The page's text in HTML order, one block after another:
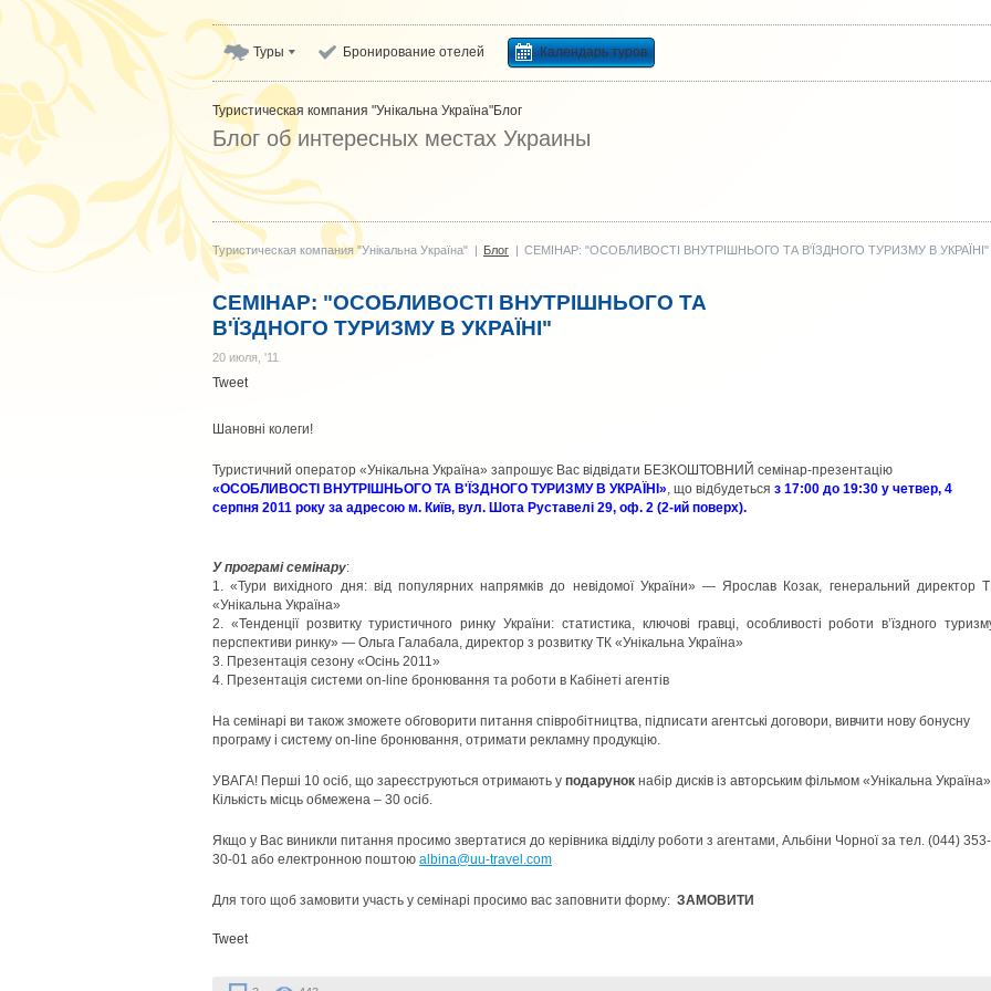
Туры Бронирование отелей Календарь туров
Туристическая компания "Унікальна Україна"Блог
Блог об интересных местах Украины
Туристическая компания "Унікальна Україна" | Блог | СЕМІНАР: "ОСОБЛИВОСТІ ВНУТРІШНЬОГО ТА В'ЇЗДНОГО ТУРИЗМУ В УКРАЇНІ"
СЕМІНАР: "ОСОБЛИВОСТІ ВНУТРІШНЬОГО ТА
В'ЇЗДНОГО ТУРИЗМУ В УКРАЇНІ"
20 июля, '11
Tweet
Шановні колеги!
Туристичний оператор «Унікальна Україна» запрошує Вас відвідати БЕЗКОШТОВНИЙ семінар-презентацію
«ОСОБЛИВОСТІ ВНУТРІШНЬОГО ТА В'ЇЗДНОГО ТУРИЗМУ В УКРАЇНІ», що відбудеться з 17:00 до 19:30 у четвер, 4
серпня 2011 року за адресою м. Київ, вул. Шота Руставелі 29, оф. 2 (2-ий поверх).
У програмі семінару:
1. «Тури вихідного дня: від популярних напрямків до невідомої України» — Ярослав Козак, генеральний директор
«Унікальна Україна»
2. «Тенденції розвитку туристичного ринку України: статистика, ключові гравці, особливості роботи в’їздного
перспективи ринку» — Ольга Галабала, директор з розвитку ТК «Унікальна Україна»
3. Презентація сезону «Осінь 2011»
4. Презентація системи on-line бронювання та роботи в Кабінеті агентів
На семінарі ви також зможете обговорити питання співробітництва, підписати агентські договори, вивчити нову бонусну
програму і систему on-line бронювання, отримати рекламну продукцію.
УВАГА! Перші 10 осіб, що зареєструються отримають у подарунок набір дисків із авторським фільмом «Унікальна
Кількість місць обмежена – 30 осіб.
Якщо у Вас виникли питання просимо звертатися до керівника відділу роботи з агентами, Альбіни Чорної за тел. (044) 353-
30-01 або електронною поштою albina@uu-travel.com
Для того щоб замовити участь у семінарі просимо вас заповнити форму: ЗАМОВИТИ
Tweet